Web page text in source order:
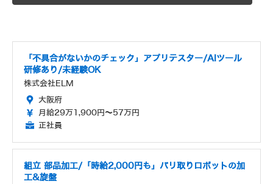
「不具合がないかのチェック」アプリテスター/AIツール
研修あり/未経験OK
株式会社ELM
大阪府
月給29万1,900円～57万円
正社員
組立 部品加工/「時給2,000円も」バリ取りロボットの加
工&旋盤